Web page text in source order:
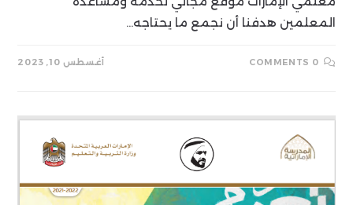
المعلمين هدفنا أن نجمع ما يحتاجه…
0 COMMENTS أغسطس 10, 2023